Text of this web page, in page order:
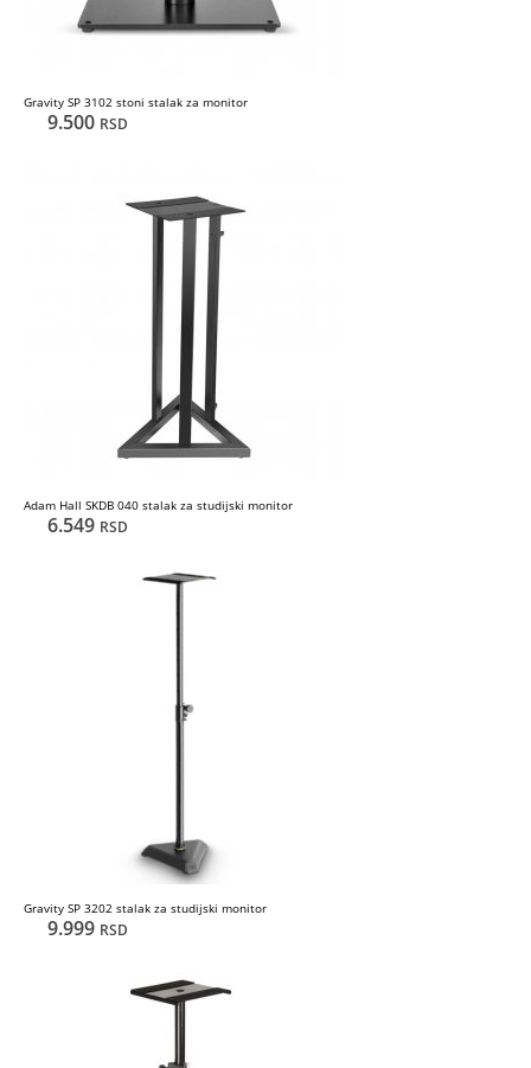
Gravity SP 3102 stoni stalak za monitor
9.500 RSD
Adam Hall SKDB 040 stalak za studijski monitor
6.549 RSD
Gravity SP 3202 stalak za studijski monitor
9.999 RSD